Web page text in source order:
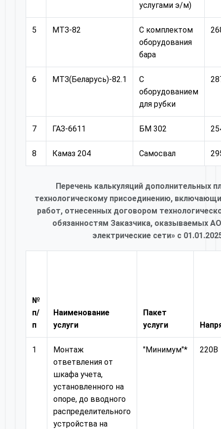
услугами э/м)
5 МТЗ-82
С комплектом
оборудования
бара
6 МТЗ(Беларусь)-82.1
С
оборудованием
для рубки
7 ГАЗ-6611 БМ 302
8 Камаз 204 Cамосвал
Перечень калькуляций дополнительных
технологическому присоединению,
работ, отнесенных договором
обязанностям Заказчика, оказываемых
электрические сети» с
№
п/
п
Наименование
услуги
Пакет
услуги
1
Монтаж
ответвления от
шкафа учета,
установленного на
опоре, до вводного
распределительного
устройства на
"Минимум"* 220В